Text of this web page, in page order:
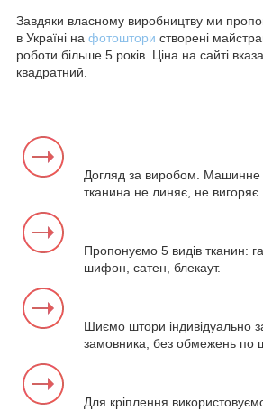
Завдяки власному виробництву ми
в Україні на фотоштори створені
роботи більше 5 років. Ціна на сайті
квадратний.
Догляд за виробом.
тканина не линяє, не вигоряє.
Пропонуємо 5 видів тканин:
шифон, сатен, блекаут.
Шиємо штори індивідуально
замовника, без обмежень по
Для кріплення